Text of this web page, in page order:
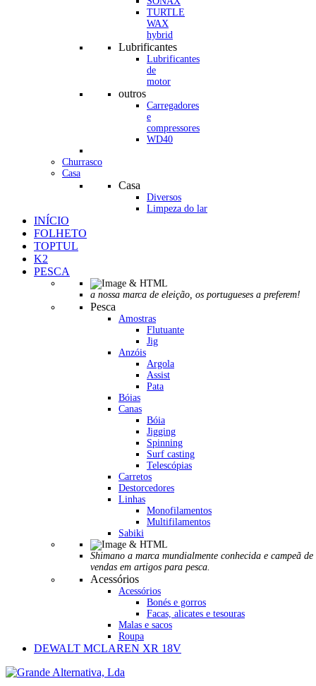
TURTLE
WAX
hybrid
Lubrificantes
Lubrificantes
de
motor
outros
Carregadores
e
compressores
WD40
Churrasco
Casa
Casa
Diversos
Limpeza do lar
INÍCIO
FOLHETO
TOPTUL
K2
PESCA
a nossa marca de eleição, os portugueses a preferem!
Pesca
Amostras
Flutuante
Jig
Anzóis
Argola
Assist
Pata
Bóias
Canas
Bóia
Jigging
Spinning
Surf casting
Telescópias
Carretos
Destorcedores
Linhas
Monofilamentos
Multifilamentos
Sabiki
Shimano a marca mundialmente conhecida e campeã de
vendas em artigos para pesca.
Acessórios
Acessórios
Bonés e gorros
Facas, alicates e tesouras
Malas e sacos
Roupa
DEWALT MCLAREN XR 18V